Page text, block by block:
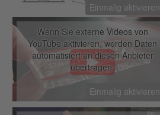
Einmalig aktivieren
Der Auftragsprozess
Wenn Sie externe Videos von
YouTube aktivieren, werden Daten
automatisiert an diesen Anbieter
übertragen.
Einmalig aktivieren
Stempelerstellung